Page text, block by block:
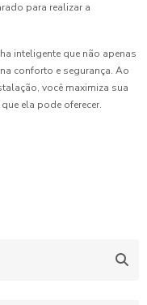
para realizar a
inteligente que não apenas
conforto e segurança. Ao
você maximiza sua
ela pode oferecer.